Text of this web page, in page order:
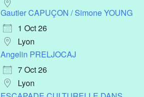
Gautier CAPUÇON / Simone YOUNG
1 Oct 26
Lyon
Angelin PRELJOCAJ
7 Oct 26
Lyon